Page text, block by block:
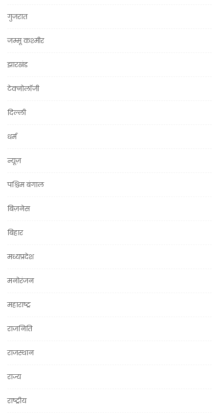
गुजरात
जम्मू कश्मीर
झारखंड
टेक्नोलॉजी
दिल्ली
धर्म
न्यूज़
पश्चिम बंगाल
बिज़नेस
बिहार
मध्यप्रदेश
मनोरंजन
महाराष्ट्र
राजनिति
राजस्थान
राज्य
राष्ट्रीय